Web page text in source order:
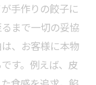
手作りの餃子に
まで一切の妥協
、お客様に本物
す。例えば、皮